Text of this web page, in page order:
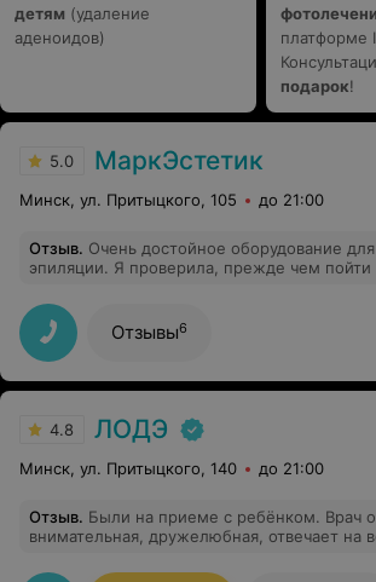
детям (удаление
аденоидов)
платформе
подарок!
5.0 МаркЭстетик
Минск, ул. Притыцкого, 105 до 21:00
Отзыв. Очень достойное оборудование
эпиляции. Я проверила, прежде чем пойти
лучших. Можно купить коды и сделать
эпиляцию по очень даже низкой цене.
аккуратный центр. врач ( я попала к
Алесе) очень даже приятная и
Отзывы6
4.8 ЛОДЭ
Минск, ул. Притыцкого, 140 до 21:00
Отзыв. Были на приеме с ребёнком. Врач
внимательная, дружелюбная, отвечает на